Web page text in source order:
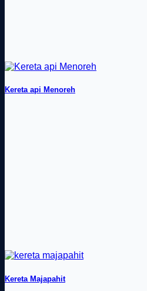
Kereta api Menoreh
Kereta Majapahit